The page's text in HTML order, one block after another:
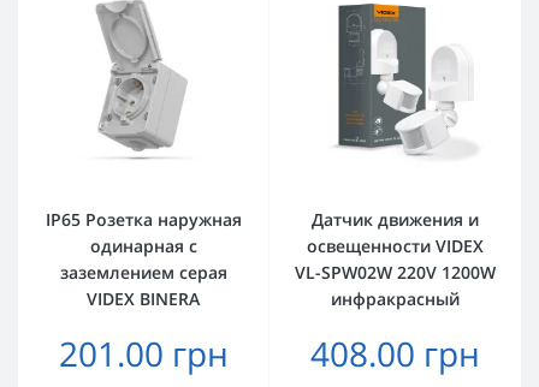
IP65 Розетка наружная
одинарная с
заземлением серая
VIDEX BINERA
201.00 грн
Датчик движения и
освещенности VIDEX
VL-SPW02W 220V 1200W
инфракрасный
408.00 грн